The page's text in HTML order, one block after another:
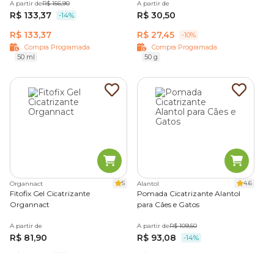
Cicatrizantes para gatos no tratamento de
doenças
machucados e escoriações, os cicatrizantes para gatos
podem ser usados como coadjuvante no tratamento de
doenças. Entre elas, estão:
dermatites alérgicas;
Cicatrizantes para gatos com o melhor preço é na
Cicatrizantes para gatos com o melhor preço
A partir deR$ 156,90
R$ 133,37 -14%
R$ 133,37
Compra Programada
50 ml
A partir de
R$ 30,50
R$ 27,45
-10%
Compra Programada
50 g
Organnact 5
Fitofix Gel Cicatrizante
Organnact
A partir de
R$ 81,90
Alantol 4.6
Pomada Cicatrizante Alantol
para Cães e Gatos
A partir deR$ 109,50
R$ 93,08 -14%